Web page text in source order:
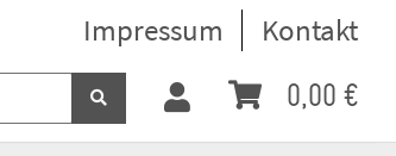
Impressum Kontakt
0,00 €